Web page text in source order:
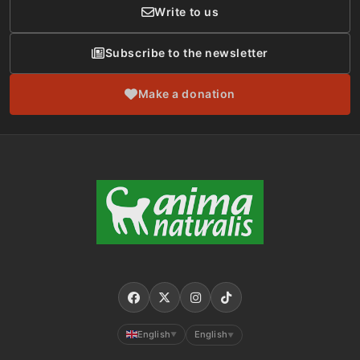
Write to us
Subscribe to the newsletter
Make a donation
English ▼ English ▼